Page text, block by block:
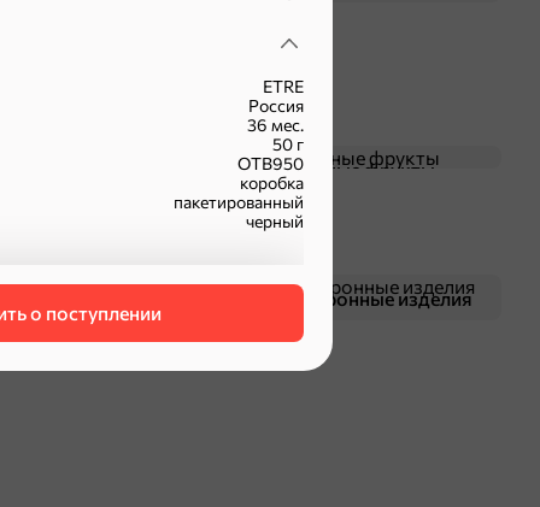
ETRE
Россия
36 мес.
50 г
ОТВ950
коробка
пакетированный
черный
о поступлении
Сушеные фрукты
специи, приправы
Макаронные изделия